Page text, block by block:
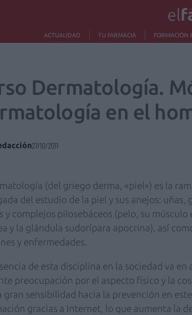
ACTUALIDAD TU FARMACIA FORMACIÓN
Dermatología.
en el
27/10/2011
(del griego derma, «piel») es la
del estudio de la piel y sus anejos: uñas,
y complejos pilosebáceos (pelo, su
y la glándula sudorípara apocrina), así
y enfermedades.
de esta disciplina en la sociedad va
preocupación por el aspecto físico y la
gran sensibilidad hacia la prevención en
gracias a Internet, lo que aumenta la